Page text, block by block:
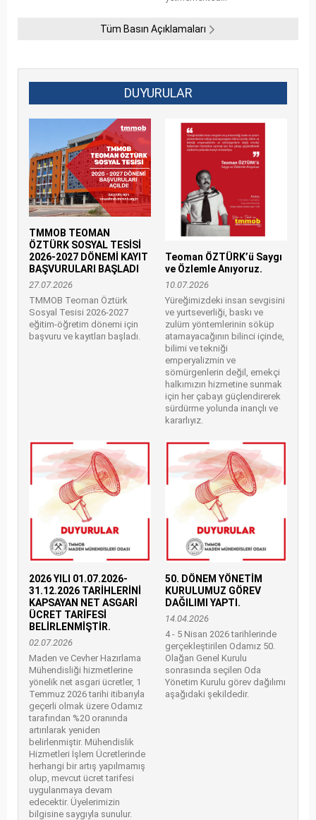
Tüm Basın Açıklamaları
DUYURULAR
TMMOB TEOMAN
ÖZTÜRK SOSYAL TESİSİ
2026-2027 DÖNEMİ KAYIT
BAŞVURULARI BAŞLADI
27.07.2026
TMMOB Teoman Öztürk
Sosyal Tesisi 2026-2027
eğitim-öğretim dönemi için
başvuru ve kayıtları başladı.
Teoman ÖZTÜRK’ü Saygı
ve Özlemle Anıyoruz.
10.07.2026
Yüreğimizdeki insan sevgisini
ve yurtseverliği, baskı ve
zulüm yöntemlerinin söküp
atamayacağının bilinci içinde,
bilimi ve tekniği
emperyalizmin ve
sömürgenlerin değil, emekçi
halkımızın hizmetine sunmak
için her çabayı güçlendirerek
sürdürme yolunda inançlı ve
kararlıyız.
2026 YILI 01.07.2026-
31.12.2026 TARİHLERİNİ
KAPSAYAN NET ASGARİ
ÜCRET TARİFESİ
BELİRLENMİŞTİR.
02.07.2026
Maden ve Cevher Hazırlama
Mühendisliği hizmetlerine
yönelik net asgari ücretler, 1
Temmuz 2026 tarihi itibarıyla
geçerli olmak üzere Odamız
tarafından %20 oranında
artırılarak yeniden
belirlenmiştir. Mühendislik
Hizmetleri İşlem Ücretlerinde
herhangi bir artış yapılmamış
olup, mevcut ücret tarifesi
uygulanmaya devam
edecektir. Üyelerimizin
bilgisine saygıyla sunulur.
50. DÖNEM YÖNETİM
KURULUMUZ GÖREV
DAĞILIMI YAPTI.
14.04.2026
4 - 5 Nisan 2026 tarihlerinde
gerçekleştirilen Odamız 50.
Olağan Genel Kurulu
sonrasında seçilen Oda
Yönetim Kurulu görev dağılımı
aşağıdaki şekildedir.